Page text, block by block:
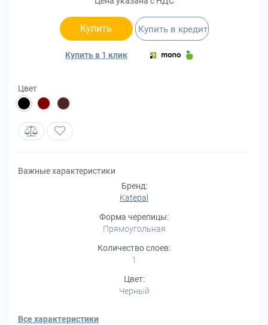
Купить
Купить в 1 клик
Купить в кредит
Цвет
Важные характеристики
Бренд:
Katepal
Форма черепицы:
Прямоугольная
Количество слоев:
1
Цвет:
Черный
Все характеристики